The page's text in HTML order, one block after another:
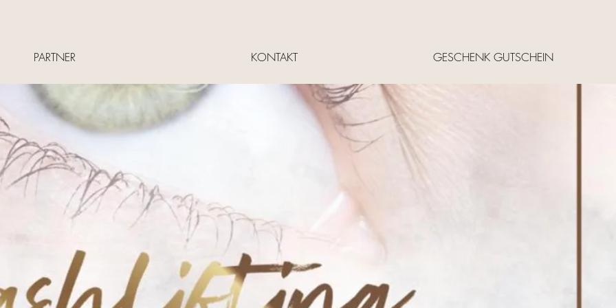
PARTNER KONTAKT GESCHENK GUTSCHEIN